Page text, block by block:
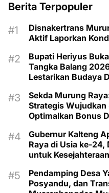
Berita Terpopuler
Disnakertrans
Aktif Laporkan
Bupati Heriyus
Tangka Balang
Lestarikan Budaya
Sekda Murung
Strategis Wujudkan
Optimalkan Bonus
Gubernur Kalteng
Raya di Usia ke-24,
untuk
Pendamping Desa
Posyandu, dan